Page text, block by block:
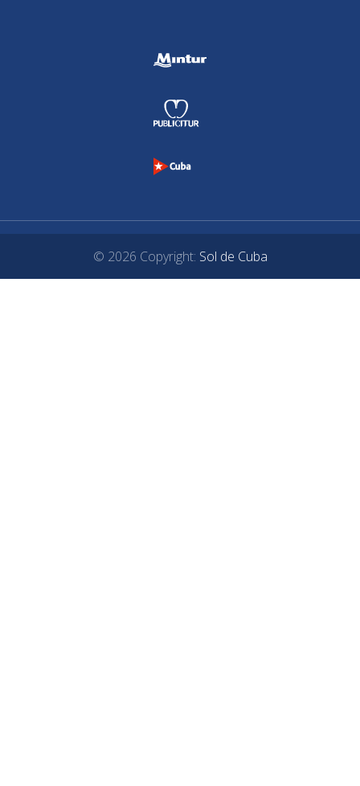
© 2026 Copyright: Sol de Cuba